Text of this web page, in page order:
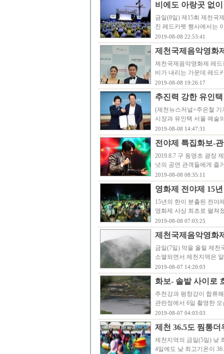
비에도 아랑곳 없
금일(8일) 제15회 제천국
진 레드카펫 행사에서는
2019-08-08 22:53:41
제천국제음악영화
제천국제음악영화제 레
비가 내리는 가운데 레드
2019-08-08 19:26:17
추진력 강한 유인
(제천뉴스저널=주은철
시장과 유인택 서울 예술
2019-08-08 14:47:31
전야제 특집화보-
2019.8.7 구 동명초 광장
넛의 공연 관객들에게 즐
2019-08-08 08:35:11
영화제 전야제 15
15년의 한이 분출된 전야
영화제 사상 최초로 펼쳐
2019-08-08 07:03:25
제천국제음악영화
금일(7일) 막을 올릴 제천
소멸되면서 제천지역은
2019-08-07 14:20:03
화보- 솔밭 사이로
주천강과 평창강이 합류
관란정에서 6일 촬영한
2019-08-07 04:03:03
제천 36.5도 찜통
제천지역의 금일(5일) 낮
4일에도 낮 최고기온이